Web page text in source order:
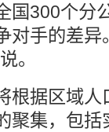
国300个分
对手的差异
。
根据区域
聚集，包